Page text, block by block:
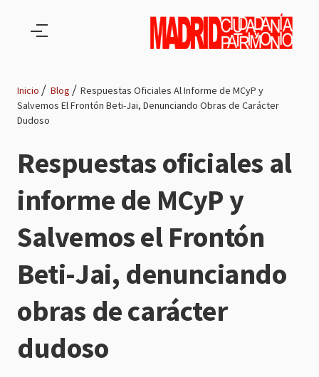
Ruta
de
navegación
Inicio Blog
Respuestas Oficiales Al Informe de MCyP y
Salvemos El Frontón Beti-Jai, Denunciando Obras de Carácter
Dudoso
Respuestas oficiales al
informe de MCyP y
Salvemos el Frontón
Beti-Jai, denunciando
obras de carácter
dudoso